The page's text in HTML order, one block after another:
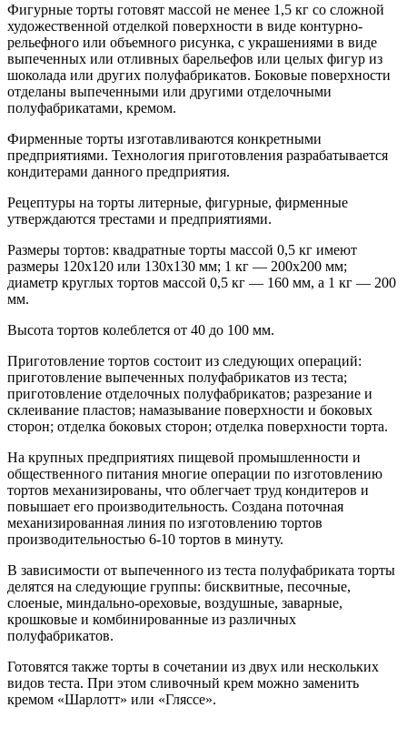
Фигурные торты готовят массой не менее 1,5 кг со сложной
художественной отделкой поверхности в виде контурно-
рельефного или объемного рисунка, с украшениями в виде
выпеченных или отливных барельефов или целых фигур из
шоколада или других полуфабрикатов. Боковые поверхности
отделаны выпеченными или другими отделочными
полуфабрикатами, кремом.
Фирменные торты изготавливаются конкретными
предприятиями. Технология приготовления разрабатывается
кондитерами данного предприятия.
Рецептуры на торты литерные, фигурные, фирменные
утверждаются трестами и предприятиями.
Размеры тортов: квадратные торты массой 0,5 кг имеют
размеры 120x120 или 130x130 мм; 1 кг — 200x200 мм;
диаметр круглых тортов массой 0,5 кг — 160 мм, а 1 кг — 200
мм.
Высота тортов колеблется от 40 до 100 мм.
Приготовление тортов состоит из следующих операций:
приготовление выпеченных полуфабрикатов из теста;
приготовление отделочных полуфабрикатов; разрезание и
склеивание пластов; намазывание поверхности и боковых
сторон; отделка боковых сторон; отделка поверхности торта.
На крупных предприятиях пищевой промышленности и
общественного питания многие операции по изготовлению
тортов механизированы, что облегчает труд кондитеров и
повышает его производительность. Создана поточная
механизированная линия по изготовлению тортов
производительностью 6-10 тортов в минуту.
В зависимости от выпеченного из теста полуфабриката торты
делятся на следующие группы: бисквитные, песочные,
слоеные, миндально-ореховые, воздушные, заварные,
крошковые и комбинированные из различных
полуфабрикатов.
Готовятся также торты в сочетании из двух или нескольких
видов теста. При этом сливочный крем можно заменить
кремом «Шарлотт» или «Гляссе».